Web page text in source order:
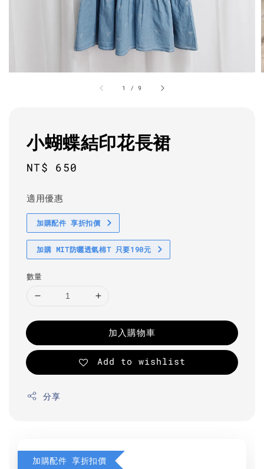
1 /9
小蝴蝶結印花長裙
Regular
NT$ 650
適用優惠
加購配件 享折扣價
加購 MIT防曬透氣棉T 只要190元
數量
加入購物車
Add to wishlist
分享
加購配件 享折扣價